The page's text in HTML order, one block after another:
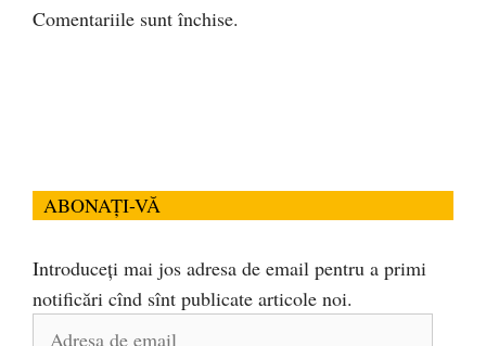
Comentariile sunt închise.
ABONAȚI-VĂ
Introduceți mai jos adresa de email pentru a primi
notificări cînd sînt publicate articole noi.
Adresa